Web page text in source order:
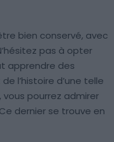
bien conservé, avec
pas à opter
apprendre des
l’histoire d’une telle
vous pourrez admirer
dernier se trouve en